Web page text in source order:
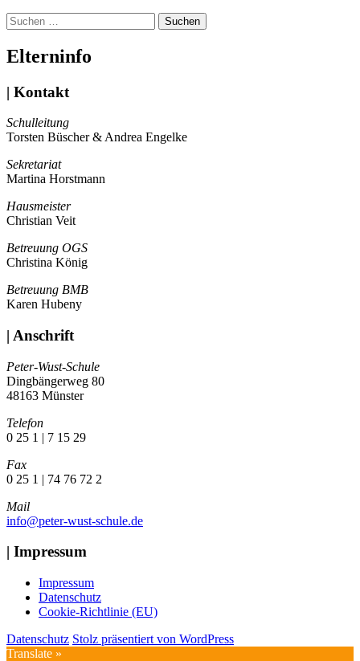
Suchen
nach:
Elterninfo
| Kontakt
Schulleitung
Torsten Büscher & Andrea Engelke
Sekretariat
Martina Horstmann
Hausmeister
Christian Veit
Betreuung OGS
Christina König
Betreuung BMB
Karen Hubeny
| Anschrift
Peter-Wust-Schule
Dingbängerweg 80
48163 Münster
Telefon
0 25 1 | 7 15 29
Fax
0 25 1 | 74 76 72 2
Mail
info@peter-wust-schule.de
| Impressum
Impressum
Datenschutz
Cookie-Richtlinie (EU)
Datenschutz Stolz präsentiert von WordPress
Translate »